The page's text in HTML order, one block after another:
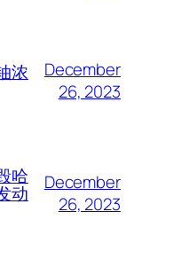
浓
December
26, 2023
哈
动
December
26, 2023